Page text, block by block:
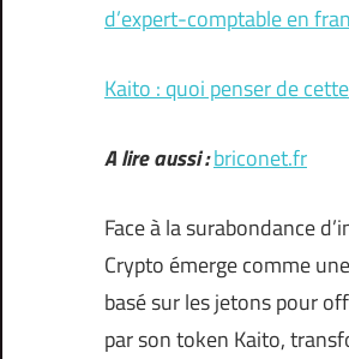
d’expert-comptable en
Kaito : quoi penser de
A lire aussi :briconet.fr
Face à la surabondance
Crypto émerge comme
basé sur les jetons pour
par son token Kaito,